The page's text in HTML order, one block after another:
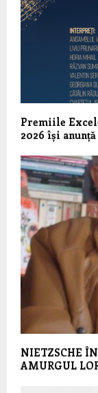
Premiile
2026 își
NIETZSCHE
AMURGUL